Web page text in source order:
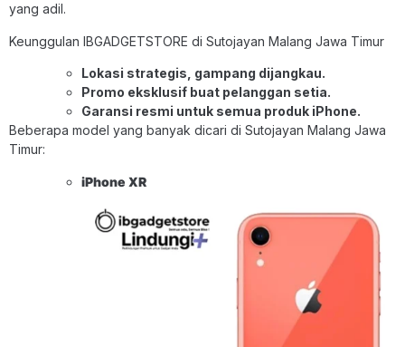
yang adil.
Keunggulan IBGADGETSTORE di Sutojayan Malang Jawa Timur
Lokasi strategis, gampang dijangkau.
Promo eksklusif buat pelanggan setia.
Garansi resmi untuk semua produk iPhone.
Beberapa model yang banyak dicari di Sutojayan Malang Jawa
Timur:
iPhone XR